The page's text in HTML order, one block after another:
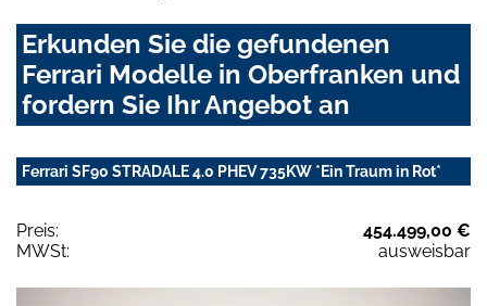
Erkunden Sie die gefundenen
Ferrari Modelle in Oberfranken und
fordern Sie Ihr Angebot an
Ferrari SF90 STRADALE 4.0 PHEV 735KW *Ein Traum in Rot*
Preis:
454.499,00 €
MWSt:
ausweisbar